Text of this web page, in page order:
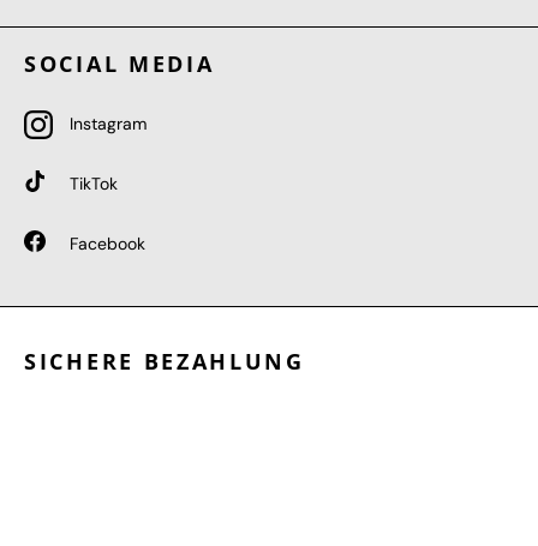
SOCIAL MEDIA
Instagram
TikTok
Facebook
SICHERE BEZAHLUNG